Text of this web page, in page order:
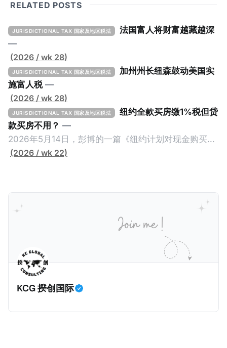
RELATED POSTS
JURISDICTIONAL TAX 国家及地区税法
法国富人将财富越藏越深
—
(2026 / wk 28)
JURISDICTIONAL TAX 国家及地区税法
加州州长纽森鼓动美国实
施富人税 —
(2026 / wk 28)
JURISDICTIONAL TAX 国家及地区税法
纽约全款买房缴1%税但贷
款买房不用？ —
2026年5月14日，彭博的一篇《纽约计划对现金购买的
100万美元以上房产征税》（New York Plans Tax on
元且全款购房征收新税，而且未来扩展至纽约州所有售
价超过100万美元的现金购房，包括郊区和北部地区的
房产。新税将为购房价格的1%，由买方支付。纽约市的
这项税收预计就能筹集1.6亿美元，用于填补该市的预算
缺口。 根据非营利组织纽约市社区中心汇编的数据，
2025年上半年纽约市近1.8万笔交易中，全款交易占了
60%以上。报告发现，在曼哈顿，2025年1月至6月期
间，超过300万美元的房产交易中，90%都是全款交易
(2026 / wk 22)
KCG 揆创国际